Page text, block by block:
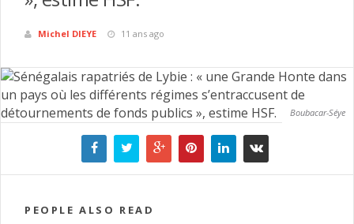
Michel DIEYE 11 ans ago
Boubacar-Séye
PEOPLE ALSO READ